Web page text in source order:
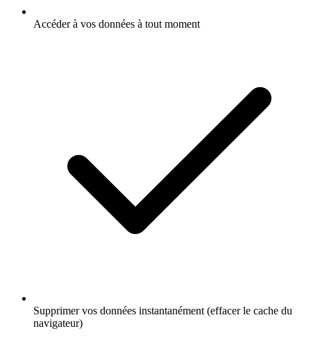
Accéder à vos données à tout moment
Supprimer vos données instantanément (effacer le cache du
navigateur)